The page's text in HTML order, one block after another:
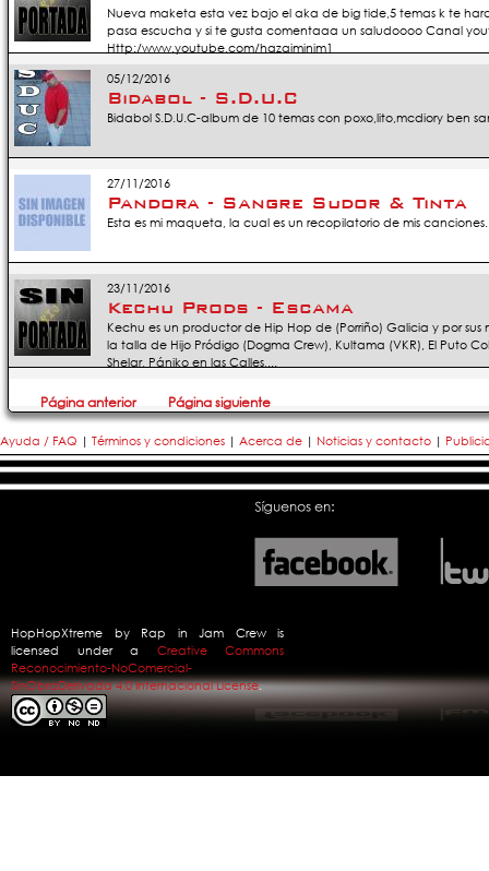
Nueva maketa esta vez bajo el aka de big tide,5 temas k te
pasa escucha y si te gusta comentaaa un saludoooo Canal
Http:/www.youtube.com/hazaiminim1
05/12/2016
Bidabol - S.D.U.C
Bidabol S.D.U.C-album de 10 temas con poxo,lito,mcdiory ben
27/11/2016
Pandora - Sangre Sudor & Tinta
Esta es mi maqueta, la cual es un recopilatorio de mis
23/11/2016
Kechu Prods - Escama
Kechu es un productor de Hip Hop de (Porriño) Galicia y por
la talla de Hijo Pródigo (Dogma Crew), Kultama (VKR), El Puto
Shelar, Pániko en las Calles,...
Página anterior Página siguiente
Ayuda / FAQ | Términos y condiciones | Acerca de | Noticias y contacto |
HopHopXtreme by Rap in Jam Crewis
licensed under a Creative Commons
Reconocimiento-NoComercial-
SinObraDerivada 4.0 Internacional License.